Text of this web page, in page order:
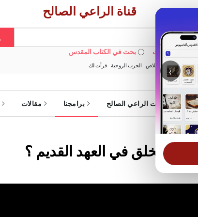
‹
قناة الراعي الصالح
في الويبسايت بحث في الكتاب المقدس
خبزنا اليومي الخلاص الحرب الروحية قرأت لك
خدمات الراعي الصالح برامجنا مقالات
قصة الخلق في العهد القديم ؟